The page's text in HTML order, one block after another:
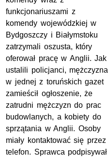
funkcjonariuszami z
komendy wojewódzkiej w
Bydgoszczy i Białymstoku
zatrzymali oszusta, który
oferował pracę w Anglii. Jak
ustalili policjanci, mężczyzna
w jednej z toruńskich gazet
zamieścił ogłoszenie, że
zatrudni mężczyzn do prac
budowlanych, a kobiety do
sprzątania w Anglii. Osoby
miały kontaktować się przez
telefon. Sprawca podpisywał